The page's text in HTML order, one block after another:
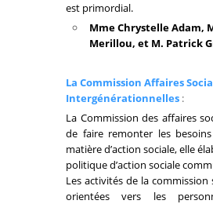
est primordial.
Mme Chrystelle Adam,
Merillou, et M. Patrick
La Commission Affaires
Intergénérationnelles :
La Commission des affaires
de faire remonter les
matière d’action sociale, elle
politique d’action sociale
Les activités de la
orientées vers les